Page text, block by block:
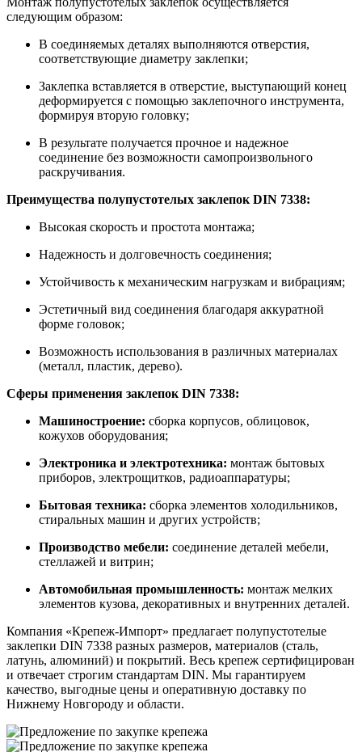
следующим образом:
В соединяемых деталях выполняются отверстия,
соответствующие диаметру заклепки;
Заклепка вставляется в отверстие, выступающий конец
деформируется с помощью заклепочного инструмента,
формируя вторую головку;
В результате получается прочное и надежное
соединение без возможности самопроизвольного
раскручивания.
Преимущества полупустотелых заклепок DIN 7338:
Высокая скорость и простота монтажа;
Надежность и долговечность соединения;
Устойчивость к механическим нагрузкам и вибрациям;
Эстетичный вид соединения благодаря аккуратной
форме головок;
Возможность использования в различных материалах
(металл, пластик, дерево).
Сферы применения заклепок DIN 7338:
Машиностроение: сборка корпусов, облицовок,
кожухов оборудования;
Электроника и электротехника: монтаж бытовых
приборов, электрощитков, радиоаппаратуры;
Бытовая техника: сборка элементов холодильников,
стиральных машин и других устройств;
Производство мебели: соединение деталей мебели,
стеллажей и витрин;
Автомобильная промышленность: монтаж мелких
элементов кузова, декоративных и внутренних деталей.
Компания «Крепеж-Импорт» предлагает полупустотелые
заклепки DIN 7338 разных размеров, материалов (сталь,
латунь, алюминий) и покрытий. Весь крепеж сертифицирован
и отвечает строгим стандартам DIN. Мы гарантируем
качество, выгодные цены и оперативную доставку по
Нижнему Новгороду и области.